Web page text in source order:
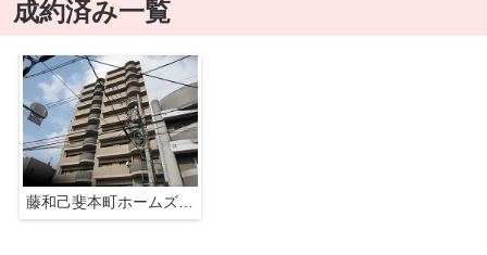
成約済み一覧
藤和己斐本町ホームズ弐番館